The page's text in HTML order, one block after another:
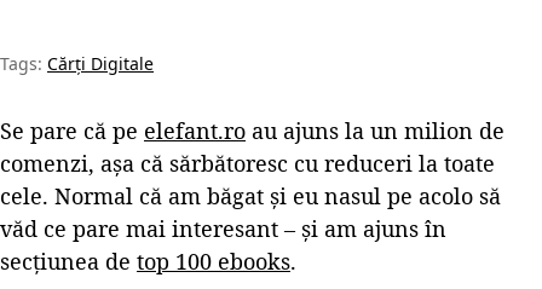
Tags: Cărți Digitale
Se pare că pe elefant.ro au ajuns la un milion de
comenzi, așa că sărbătoresc cu reduceri la toate
cele. Normal că am băgat și eu nasul pe acolo să
văd ce pare mai interesant – și am ajuns în
secțiunea de top 100 ebooks.